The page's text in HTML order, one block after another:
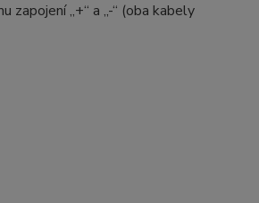
„+“ a „-“ (oba kabely